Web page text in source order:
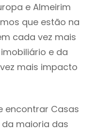
e Almeirim
que estão na
cada vez mais
e da
mais impacto
encontrar Casas
da maioria das